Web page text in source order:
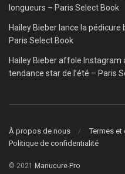
longueurs – Paris Select Book
Hailey Bieber lance la pédicure
Paris Select Book
Hailey Bieber affole Instagram
tendance star de l’été – Paris
À propos de nous
Termes
Politique de confidentialité
© 2021 Manucure-Pro